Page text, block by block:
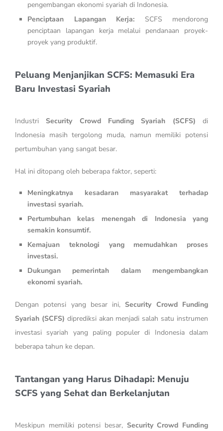
pengembangan ekonomi syariah di Indonesia.
Penciptaan Lapangan Kerja: SCFS mendorong
penciptaan lapangan kerja melalui pendanaan proyek-
proyek yang produktif.
Peluang Menjanjikan SCFS: Memasuki Era
Baru Investasi Syariah
Industri Security Crowd Funding Syariah (SCFS)di
Indonesia masih tergolong muda, namun memiliki potensi
pertumbuhan yang sangat besar.
Hal ini ditopang oleh beberapa faktor, seperti:
Meningkatnya kesadaran masyarakat terhadap
investasi syariah.
Pertumbuhan kelas menengah di Indonesia yang
semakin konsumtif.
Kemajuan teknologi yang memudahkan proses
investasi.
Dukungan pemerintah dalam mengembangkan
ekonomi syariah.
Dengan potensi yang besar ini, Security Crowd Funding
Syariah (SCFS) diprediksi akan menjadi salah satu instrumen
investasi syariah yang paling populer di Indonesia dalam
beberapa tahun ke depan.
Tantangan yang Harus Dihadapi: Menuju
SCFS yang Sehat dan Berkelanjutan
Meskipun memiliki potensi besar, Security Crowd Funding